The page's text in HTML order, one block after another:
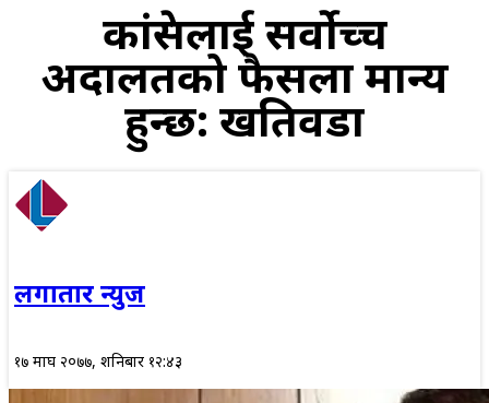
कांग्रेसलाई सर्वोच्च
अदालतको फैसला मान्य
हुन्छ: खतिवडा
लगातार न्युज
१७ माघ २०७७, शनिबार १२:४३